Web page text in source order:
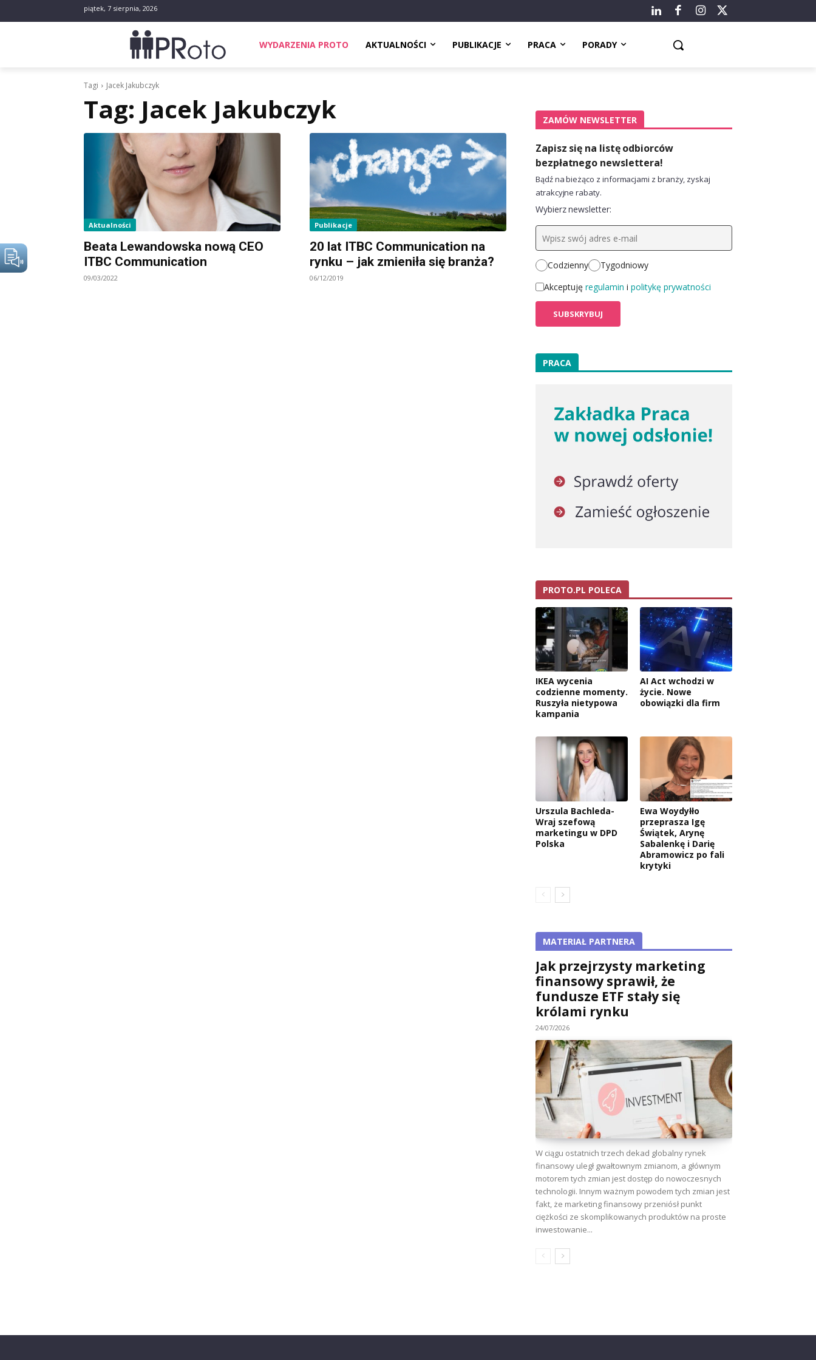
piątek, 7 sierpnia, 2026
WYDARZENIA PROTO AKTUALNOŚCI PUBLIKACJE PRACA PORADY
Tagi Jacek Jakubczyk
Tag: Jacek Jakubczyk
Aktualności
Beata Lewandowska nową CEO
ITBC Communication
09/03/2022
Publikacje
20 lat ITBC Communication na
rynku – jak zmieniła się branża?
06/12/2019
ZAMÓW NEWSLETTER
Zapisz się na listę odbiorców
bezpłatnego newslettera!
Bądź na bieżąco z informacjami z branży, zyskaj
atrakcyjne rabaty.
Wybierz newsletter:
Codzienny
Tygodniowy
Akceptuję regulamin i politykę prywatności
PRACA
PROTO.PL POLECA
IKEA wycenia
codzienne momenty.
Ruszyła nietypowa
kampania
AI Act wchodzi w
życie. Nowe
obowiązki dla firm
Urszula Bachleda-
Wraj szefową
marketingu w DPD
Polska
Ewa Woydyłło
przeprasza Igę
Świątek, Arynę
Sabalenkę i Darię
Abramowicz po fali
krytyki
MATERIAŁ PARTNERA
Jak przejrzysty marketing
finansowy sprawił, że
fundusze ETF stały się
królami rynku
24/07/2026
W ciągu ostatnich trzech dekad globalny rynek
finansowy uległ gwałtownym zmianom, a głównym
motorem tych zmian jest dostęp do nowoczesnych
technologii. Innym ważnym powodem tych zmian jest
fakt, że marketing finansowy przeniósł punkt
ciężkości ze skomplikowanych produktów na proste
inwestowanie...